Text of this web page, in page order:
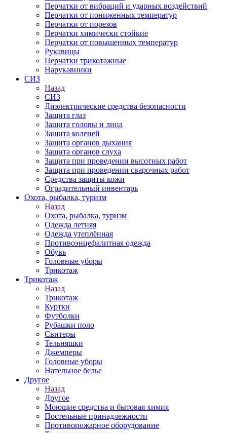
Перчатки от вибраций и ударных воздействий
Перчатки от пониженных температур
Перчатки от порезов
Перчатки химически стойкие
Перчатки от повышенных температур
Рукавицы
Перчатки трикотажные
Нарукавники
СИЗ
Назад
СИЗ
Диэлектрические средства безопасности
Защита глаз
Защита головы и лица
Защита коленей
Защита органов дыхания
Защита органов слуха
Защита при проведении высотных работ
Защита при проведении сварочных работ
Средства защиты кожи
Оградительный инвентарь
Охота, рыбалка, туризм
Назад
Охота, рыбалка, туризм
Одежда летняя
Одежда утеплённая
Противоэнцефалитная одежда
Обувь
Головные уборы
Трикотаж
Трикотаж
Назад
Трикотаж
Куртки
Футболки
Рубашки поло
Свитеры
Тельняшки
Джемперы
Головные уборы
Нательное белье
Другое
Назад
Другое
Моющие средства и бытовая химия
Постельные принадлежности
Противопожарное оборудование